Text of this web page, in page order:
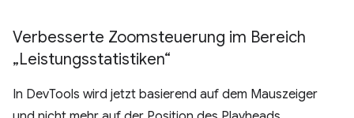
Verbesserte Zoomsteuerung im Bereich
„Leistungsstatistiken“
In DevTools wird jetzt basierend auf dem Mauszeiger